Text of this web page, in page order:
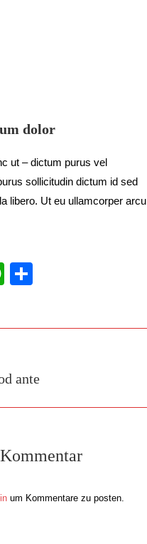
dolor
ut – dictum purus vel
sollicitudin dictum id sed
libero. Ut eu ullamcorper arcu
WhatsApp
ante
um Kommentare zu posten.